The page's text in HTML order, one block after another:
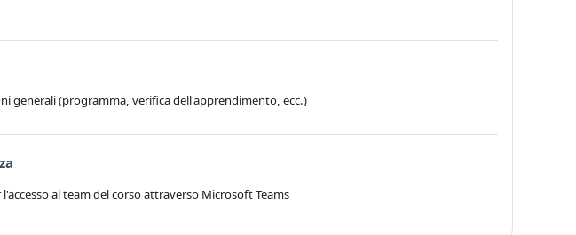
generali (programma, verifica dell'apprendimento, ecc.)
l'accesso al team del corso attraverso Microsoft Teams